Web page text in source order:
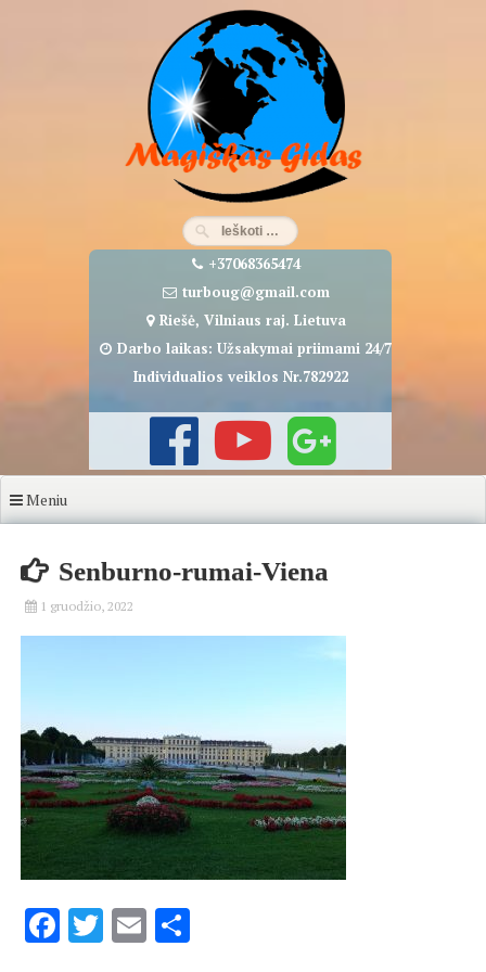
+37068365474
turboug@gmail.com
Riešė, Vilniaus raj. Lietuva
Darbo laikas: Užsakymai priimami 24/7
Individualios veiklos Nr.782922
Meniu
Senburno-rumai-Viena
1 gruodžio, 2022
Facebook
Twitter
Email